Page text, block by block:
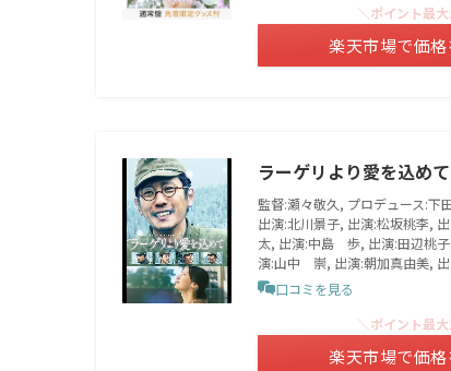
＼ポイント最大
楽天市場で価
ラーゲリより愛を込めて
監督:瀬々敬久, プロデュース:
出演:北川景子, 出演:松坂桃李,
太, 出演:中島 歩, 出演:田辺桃
演:山中 崇, 出演:朝加真由美,
口コミを見る
＼ポイント最大
楽天市場で価